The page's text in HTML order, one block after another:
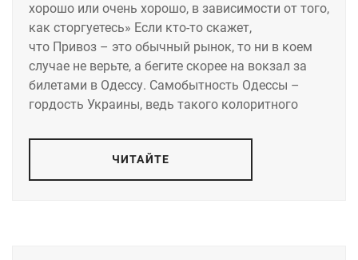
хорошо или очень хорошо, в зависимости от того,
как сторгуетесь» Если кто-то скажет,
что Привоз – это обычный рынок, то ни в коем
случае не верьте, а бегите скорее на вокзал за
билетами в Одессу. Самобытность Одессы –
гордость Украины, ведь такого колоритного
ЧИТАЙТЕ